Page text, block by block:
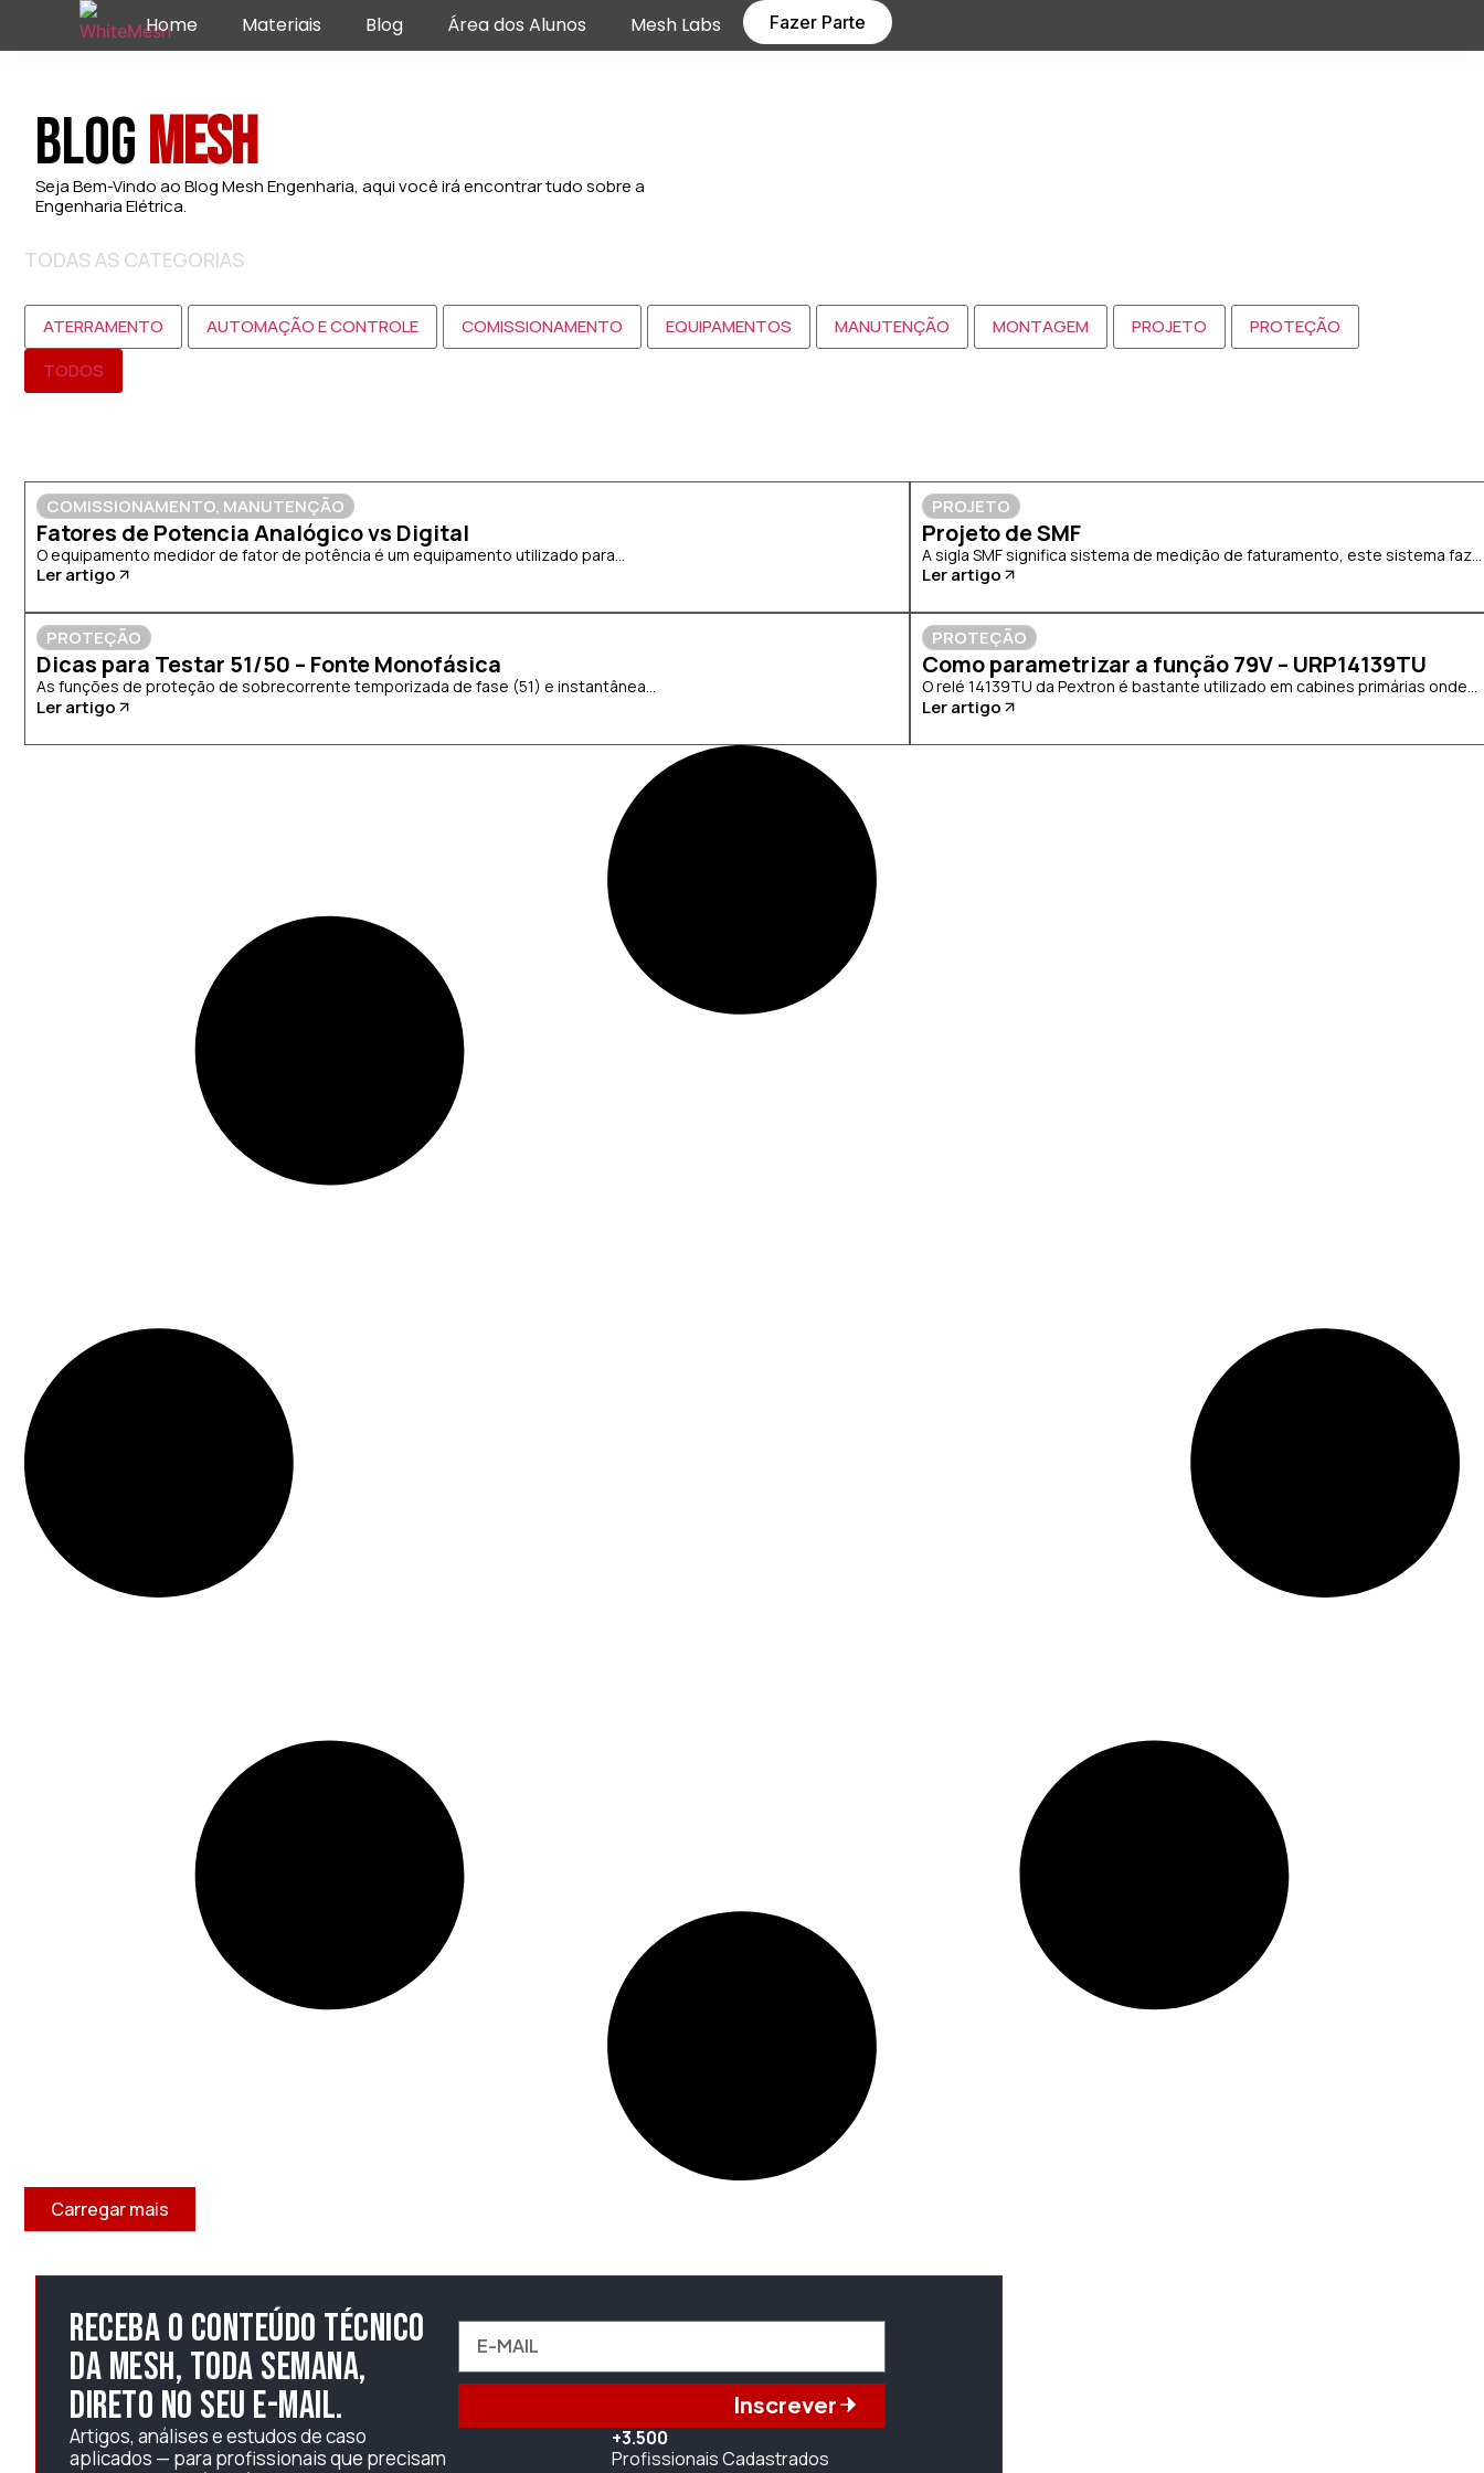
Home Materiais Blog Área dos Alunos Mesh Labs Fazer Parte
BlogMesh
Seja Bem-Vindo ao Blog Mesh Engenharia, aqui você irá encontrar tudo sobre a
Engenharia Elétrica.
TODAS AS CATEGORIAS
ATERRAMENTO AUTOMAÇÃO E CONTROLE COMISSIONAMENTO EQUIPAMENTOS MANUTENÇÃO MONTAGEM PROJETO
PROTEÇÃO
TODOS
COMISSIONAMENTO, MANUTENÇÃO
Fatores de Potencia Analógico vs Digital
O equipamento medidor de fator de potência é um equipamento utilizado para...
Ler artigo
PROJETO
Projeto de SMF
A sigla SMF significa sistema de medição de faturamento, este sistema faz...
Ler artigo
PROTEÇÃO
Dicas para Testar 51/50 – Fonte Monofásica
As funções de proteção de sobrecorrente temporizada de fase (51) e instantânea...
Ler artigo
PROTEÇÃO
Como parametrizar a função 79V – URP14139TU
O relé 14139TU da Pextron é bastante utilizado em cabines primárias onde...
Ler artigo
Carregar mais
Receba o conteúdo técnico
da Mesh, toda semana,
direto no seu e-mail.
Artigos, análises e estudos de caso
aplicados — para profissionais que precisam
Inscrever
+3.500
Profissionais Cadastrados